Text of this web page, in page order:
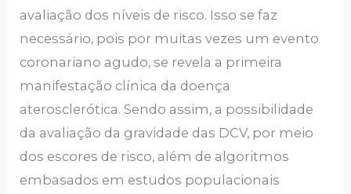
avaliação dos níveis de risco. Isso se faz
necessário, pois por muitas vezes um evento
coronariano agudo, se revela a primeira
manifestação clínica da doença
aterosclerótica. Sendo assim, a possibilidade
da avaliação da gravidade das DCV, por meio
dos escores de risco, além de algoritmos
embasados em estudos populacionais